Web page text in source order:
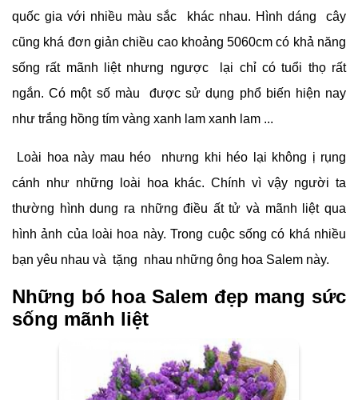
quốc gia với nhiều màu sắc khác nhau. Hình dáng cây
cũng khá đơn giản chiều cao khoảng 5060cm có khả năng
sống rất mãnh liệt nhưng ngược lại chỉ có tuổi thọ rất
ngắn. Có một số màu được sử dụng phổ biến hiện nay
như trắng hồng tím vàng xanh lam xanh lam ...
Loài hoa này mau héo nhưng khi héo lại không ị rụng
cánh như những loài hoa khác. Chính vì vậy người ta
thường hình dung ra những điều ất tử và mãnh liệt qua
hình ảnh của loài hoa này. Trong cuộc sống có khá nhiều
bạn yêu nhau và tặng nhau những ông hoa Salem này.
Những bó hoa Salem đẹp mang sức
sống mãnh liệt